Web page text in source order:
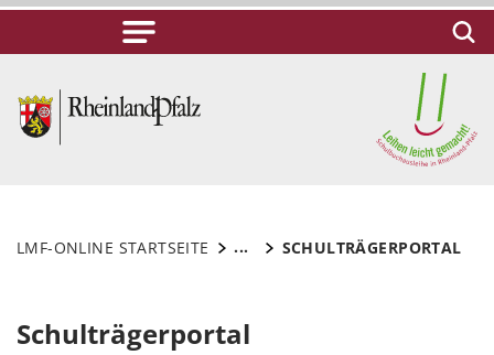
LMF-ONLINE STARTSEITE ... SCHULTRÄGERPORTAL
Schulträgerportal